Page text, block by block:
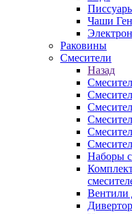
Чаши
Раковины
Смесители
Назад
Наборы
Вентили